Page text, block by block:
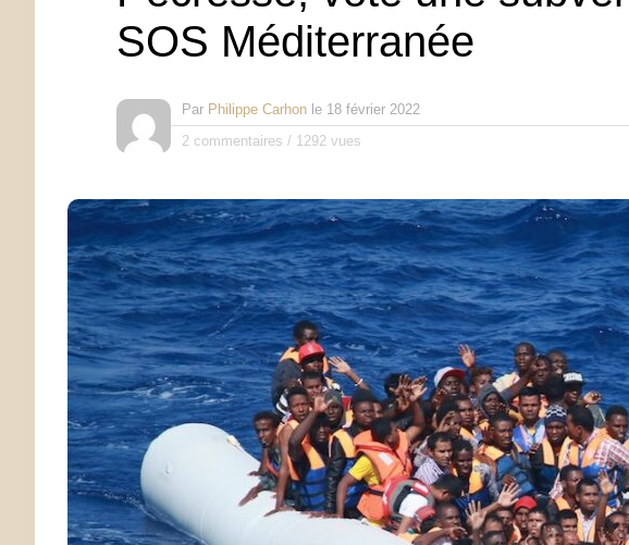
SOS Méditerranée
Par Philippe Carhon le 18 février 2022
2 commentaires / 1292 vues